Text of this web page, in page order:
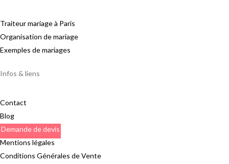
Traiteur mariage à Paris
Organisation de mariage
Exemples de mariages
Infos & liens
Contact
Blog
Demande de devis
Mentions légales
Conditions Générales de Vente